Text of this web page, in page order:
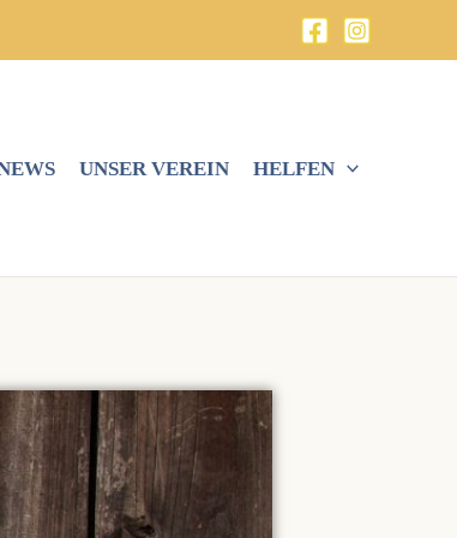
UNSER VEREIN HELFEN